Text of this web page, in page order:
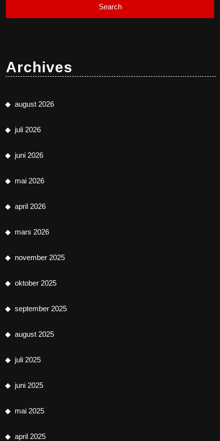
Archives
august 2026
juli 2026
juni 2026
mai 2026
april 2026
mars 2026
november 2025
oktober 2025
september 2025
august 2025
juli 2025
juni 2025
mai 2025
april 2025